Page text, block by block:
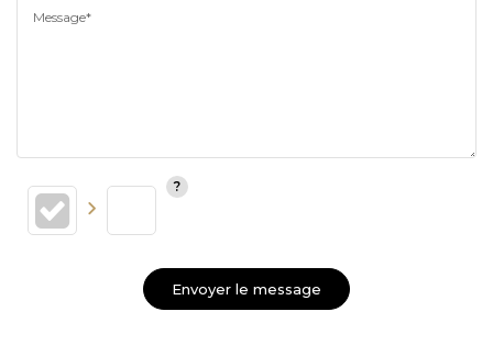
Message*
Envoyer le message